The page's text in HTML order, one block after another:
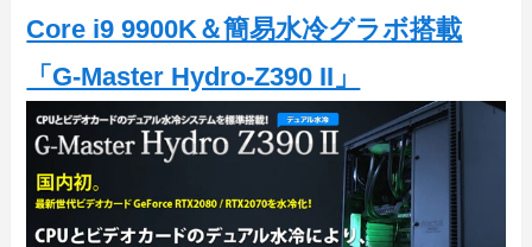
Core i9 9900K＆簡易水冷グラボ搭載
「G-Master Hydro-Z390 II」